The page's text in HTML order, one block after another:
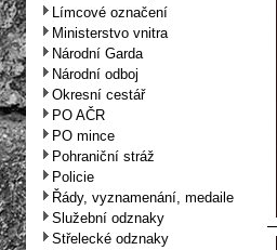
Límcové označení
Ministerstvo vnitra
Národní Garda
Národní odboj
Okresní cestář
PO AČR
PO mince
Pohraniční stráž
Policie
Řády, vyznamenání, medaile
Služební odznaky
Střelecké odznaky